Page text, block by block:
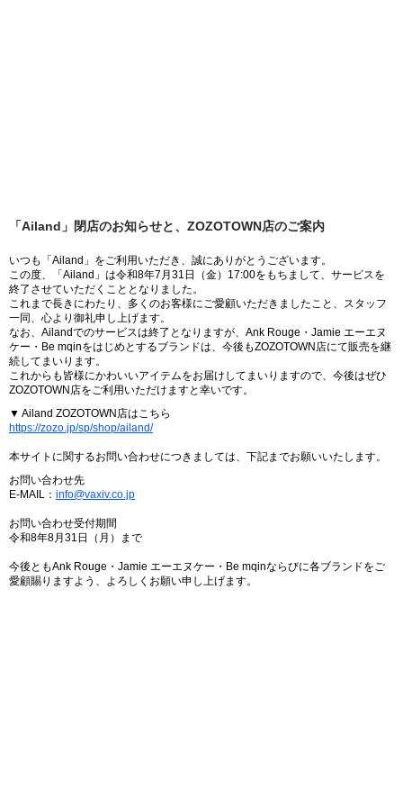
「Ailand」閉店のお知らせと、ZOZOTOWN店のご案内
いつも「Ailand」をご利用いただき、誠にありがとうございます。
この度、「Ailand」は令和8年7月31日（金）17:00をもちまして、サービスを
終了させていただくこととなりました。
これまで長きにわたり、多くのお客様にご愛顧いただきましたこと、スタッフ
一同、心より御礼申し上げます。
なお、Ailandでのサービスは終了となりますが、Ank Rouge・Jamie エーエヌ
ケー・Be mqinをはじめとするブランドは、今後もZOZOTOWN店にて販売を継
続してまいります。
これからも皆様にかわいいアイテムをお届けしてまいりますので、今後はぜひ
ZOZOTOWN店をご利用いただけますと幸いです。
▼ Ailand ZOZOTOWN店はこちら
https://zozo.jp/sp/shop/ailand/
本サイトに関するお問い合わせにつきましては、下記までお願いいたします。
お問い合わせ先
E-MAIL： info@vaxiv.co.jp
お問い合わせ受付期間
令和8年8月31日（月）まで
今後ともAnk Rouge・Jamie エーエヌケー・Be mqinならびに各ブランドをご
愛顧賜りますよう、よろしくお願い申し上げます。